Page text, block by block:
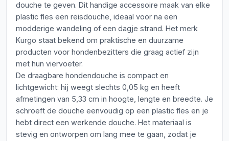
douche te geven. Dit handige accessoire maak van elke
plastic fles een reisdouche, ideaal voor na een
modderige wandeling of een dagje strand. Het merk
Kurgo staat bekend om praktische en duurzame
producten voor hondenbezitters die graag actief zijn
met hun viervoeter.
De draagbare hondendouche is compact en
lichtgewicht: hij weegt slechts 0,05 kg en heeft
afmetingen van 5,33 cm in hoogte, lengte en breedte. Je
schroeft de douche eenvoudig op een plastic fles en je
hebt direct een werkende douche. Het materiaal is
stevig en ontworpen om lang mee te gaan, zodat je